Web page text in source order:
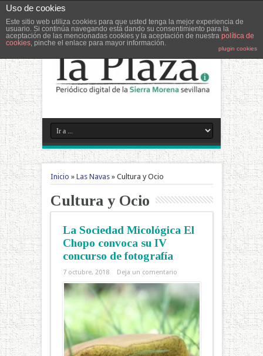
Uso de cookies
Este sitio web utiliza cookies para que usted tenga la mejor experiencia de
usuario. Si continúa navegando está dando su consentimiento para la
aceptación de las mencionadas cookies y la aceptación de nuestra política de
cookies, pinche el enlace para mayor información.
plugin cookies
Inicio » Las Navas» Cultura y Ocio
Cultura y Ocio
La Sociedad Micológica El
Chopo convoca su IV
concurso de fotografía
7 octubre, 2018 Deja un comentario